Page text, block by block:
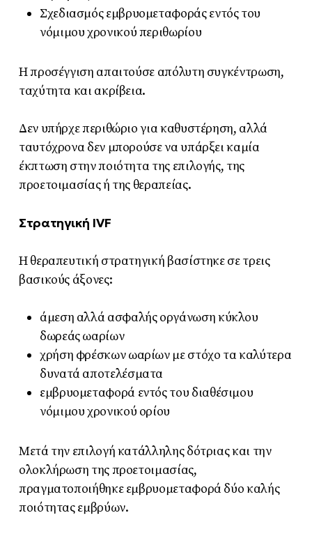
Σχεδιασμός εμβρυομεταφοράς εντός του
νόμιμου χρονικού περιθωρίου
Η προσέγγιση απαιτούσε απόλυτη συγκέντρωση,
ταχύτητα και ακρίβεια.
Δεν υπήρχε περιθώριο για καθυστέρηση, αλλά
ταυτόχρονα δεν μπορούσε να υπάρξει καμία
έκπτωση στην ποιότητα της επιλογής, της
προετοιμασίας ή της θεραπείας.
Στρατηγική IVF
Η θεραπευτική στρατηγική βασίστηκε σε τρεις
βασικούς άξονες:
άμεση αλλά ασφαλής οργάνωση κύκλου
δωρεάς ωαρίων
χρήση φρέσκων ωαρίων με στόχο τα καλύτερα
δυνατά αποτελέσματα
εμβρυομεταφορά εντός του διαθέσιμου
νόμιμου χρονικού ορίου
Μετά την επιλογή κατάλληλης δότριας και την
ολοκλήρωση της προετοιμασίας,
πραγματοποιήθηκε εμβρυομεταφορά δύο καλής
ποιότητας εμβρύων.